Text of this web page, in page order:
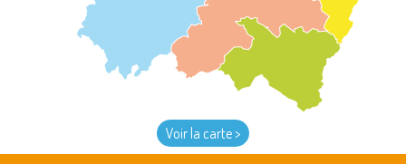
Voir la carte >